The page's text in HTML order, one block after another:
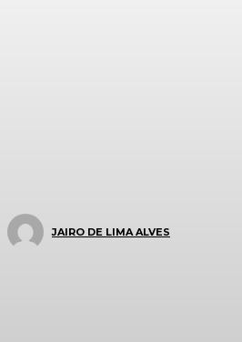
JAIRO DE LIMA ALVES